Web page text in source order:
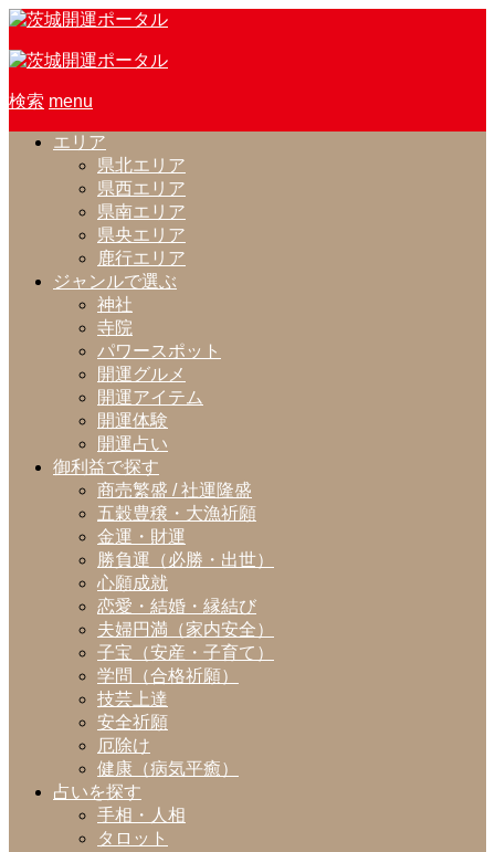
検索 menu
エリア
県北エリア
県西エリア
県南エリア
県央エリア
鹿行エリア
ジャンルで選ぶ
神社
寺院
パワースポット
開運グルメ
開運アイテム
開運体験
開運占い
御利益で探す
商売繁盛 / 社運隆盛
五穀豊穣・大漁祈願
金運・財運
勝負運（必勝・出世）
心願成就
恋愛・結婚・縁結び
夫婦円満（家内安全）
子宝（安産・子育て）
学問（合格祈願）
技芸上達
安全祈願
厄除け
健康（病気平癒）
占いを探す
手相・人相
タロット